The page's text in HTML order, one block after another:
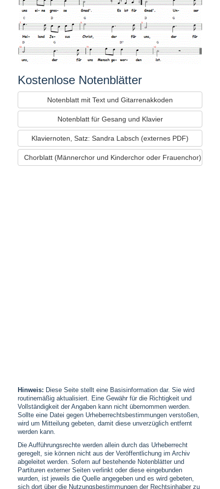
Kostenlose Notenblätter
Notenblatt mit Text und Gitarrenakkoden
Notenblatt für Gesang und Klavier
Klaviernoten, Satz: Sandra Labsch (externes PDF)
Chorblatt (Männerchor und Kinderchor oder Frauenchor)
Hinweis: Diese Seite stellt eine Basisinformation dar. Sie wird
routinemäßig aktualisiert. Eine Gewähr für die Richtigkeit und
Vollständigkeit der Angaben kann nicht übernommen werden.
Sollte eine Datei gegen Urheberrechtsbestimmungen verstoßen,
wird um Mitteilung gebeten, damit diese unverzüglich entfernt
werden kann.
Die Aufführungsrechte werden allein durch das Urheberrecht
geregelt, sie können nicht aus der Veröffentlichung im Archiv
abgeleitet werden. Sofern auf bestehende Notenblätter und
Partituren externer Seiten verlinkt oder diese eingebunden
wurden, ist jeweils die Quelle angegeben und es wird gebeten,
sich dort über die Nutzungsbestimmungen der Rechtsinhaber zu